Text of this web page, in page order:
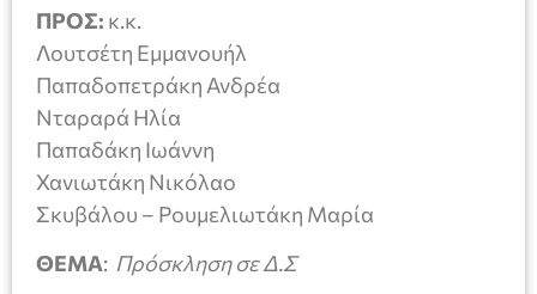
ΠΡΟΣ: κ.κ.
Λουτσέτη Εμμανουήλ
Παπαδοπετράκη Ανδρέα
Νταραρά Ηλία
Παπαδάκη Ιωάννη
Χανιωτάκη Νικόλαο
Σκυβάλου – Ρουμελιωτάκη Μαρία
ΘΕΜΑ: Πρόσκληση σε Δ.Σ